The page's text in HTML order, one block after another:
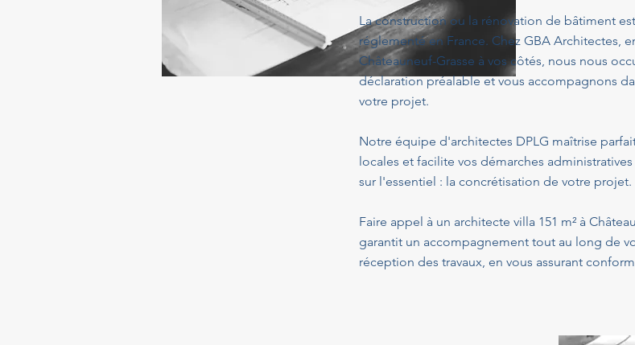
La construction ou la rénovation de bâtiment
réglementé en France. Chez GBA Architectes,
Châteauneuf-Grasse à vos côtés, nous nous
déclaration préalable et vous accompagnons
votre projet.
Notre équipe d'architectes DPLG maîtrise
locales et facilite vos démarches
sur l'essentiel : la concrétisation de votre projet.
Faire appel à un architecte villa 151 m² à
garantit un accompagnement tout au long de
réception des travaux, en vous assurant